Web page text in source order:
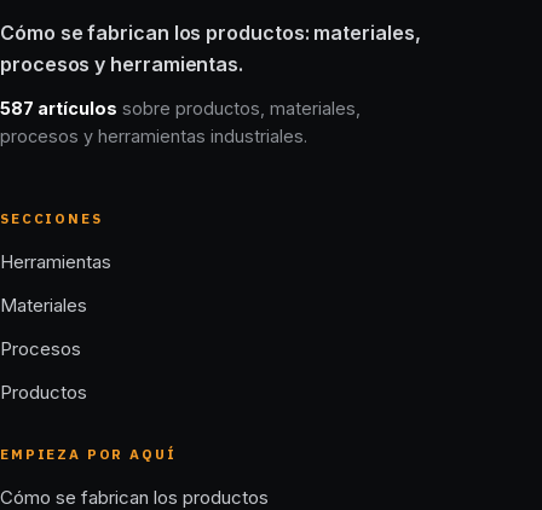
Cómo se fabrican los productos: materiales,
procesos y herramientas.
587 artículos sobre productos, materiales,
procesos y herramientas industriales.
SECCIONES
Herramientas
Materiales
Procesos
Productos
EMPIEZA POR AQUÍ
Cómo se fabrican los productos